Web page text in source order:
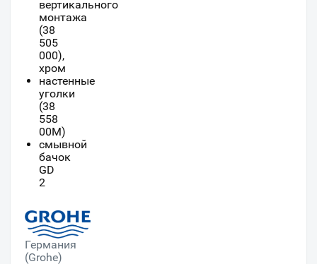
вертикального
монтажа
(38
505
000),
хром
настенные
уголки
(38
558
00M)
смывной
бачок
GD
2
Германия
(Grohe)